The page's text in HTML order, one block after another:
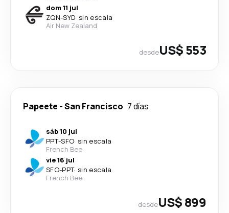
dom 11 jul
ZQN-SYD· sin escala
Air New Zealand
desdeUS$ 553
Papeete -San Francisco 7 días
sáb 10 jul
PPT-SFO· sin escala
French Bee
vie 16 jul
SFO-PPT· sin escala
French Bee
desdeUS$ 899